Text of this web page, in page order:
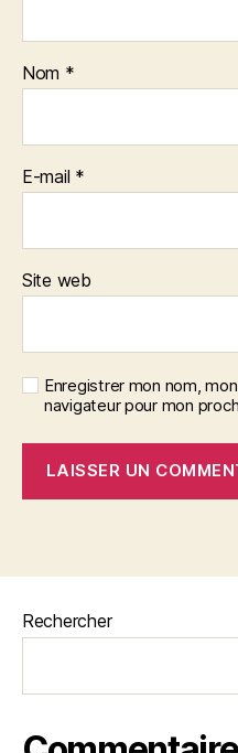
Nom *
E-mail *
Site web
Enregistrer mon nom,
navigateur pour mon
Rechercher